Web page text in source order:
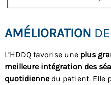
AMÉLIORATION
L’HDDQ favorise une plus
meilleure intégration des
quotidienne du patient. Elle